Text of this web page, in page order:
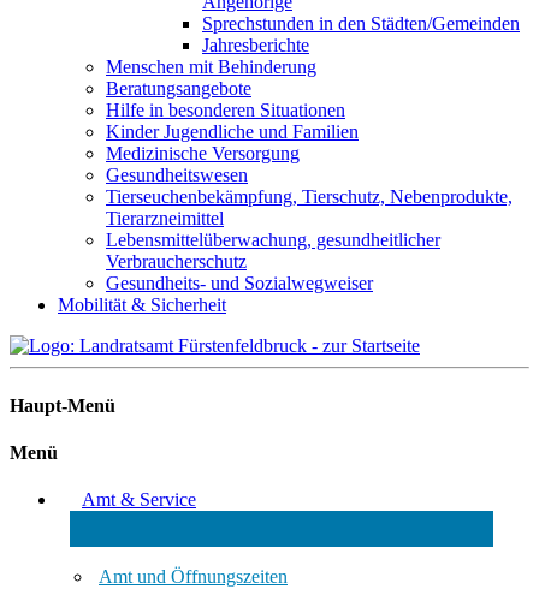
Sprechstunden in den Städten/Gemeinden
Jahresberichte
Menschen mit Behinderung
Beratungsangebote
Hilfe in besonderen Situationen
Kinder Jugendliche und Familien
Medizinische Versorgung
Gesundheitswesen
Tierseuchenbekämpfung, Tierschutz, Nebenprodukte,
Tierarzneimittel
Lebensmittelüberwachung, gesundheitlicher
Verbraucherschutz
Gesundheits- und Sozialwegweiser
Mobilität & Sicherheit
Haupt-Menü
Menü
Amt & Service
Amt und Öffnungszeiten